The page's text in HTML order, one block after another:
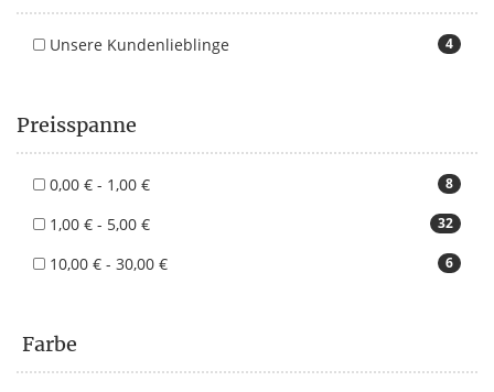
4
Unsere Kundenlieblinge
Preisspanne
8
0,00 € - 1,00 €
32
1,00 € - 5,00 €
6
10,00 € - 30,00 €
Farbe